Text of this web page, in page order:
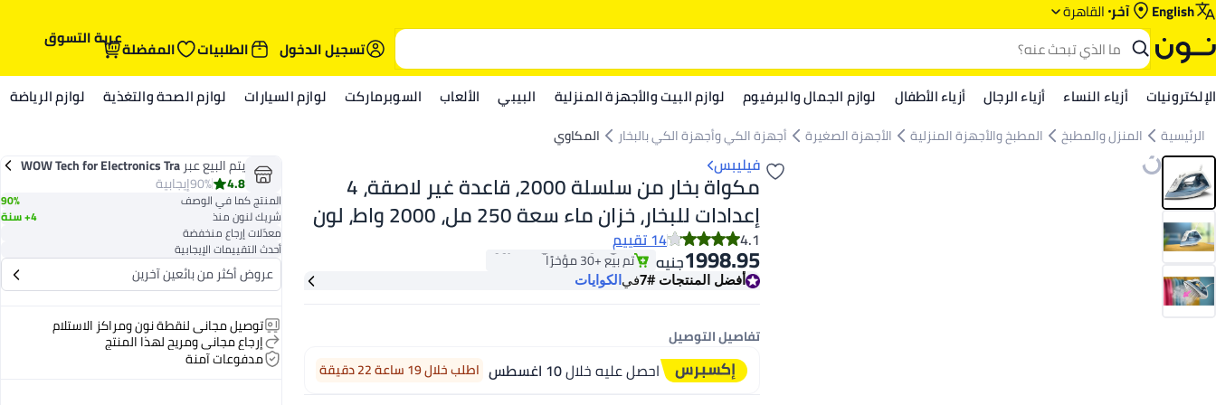
English آخر القاهرة
تسجيل الدخول
الطلبيات المفضلةعربة التسوق
الإلكترونيات أزياء النساء أزياء الرجال أزياء الأطفال لوازم الجمال والبرفيوم لوازم البيت والأجهزة المنزلية البيبي الألعاب السوبرماركت لوازم السيارات لوازم الصحة والتغذية لوازم الرياضة
الرئيسية المنزل والمطبخ المطبخ والأجهزة المنزلية الأجهزة الصغيرة أجهزة الكي وأجهزة الكي بالبخار المكاوي
فيليبس
مكواة بخار من سلسلة 2000، قاعدة غير لاصقة، 4
إعدادات للبخار، خزان ماء سعة 250 مل، 2000 واط، لون
ml 2000 W DST2010/20 DST2010/20
4.1
14 تقييم
جنيه1998.95
#7 في الكوايات
باقي 4 وحدات في المخزون
تم بيع +30 مؤخرًا
#7 في الكوايات أفضل المنتجات #7 في الكوايات
تفاصيل التوصيل
احصل عليه خلال10 اغسطس اطلب خلال 19 ساعة 22 دقيقة
يتم البيع عبرWOW Tech for Electronics Tra
ding
4.8
90%إيجابية
المنتج كما في الوصف 90%
شريك لنون منذ 4+ سنة
معدّلات إرجاع منخفضة
أحدث التقييمات الإيجابية
عروض أكثر من بائعين آخرين
توصيل مجاني لنقطة نون ومراكز الاستلام
إرجاع مجاني ومريح لهذا المنتج
مدفوعات آمنة